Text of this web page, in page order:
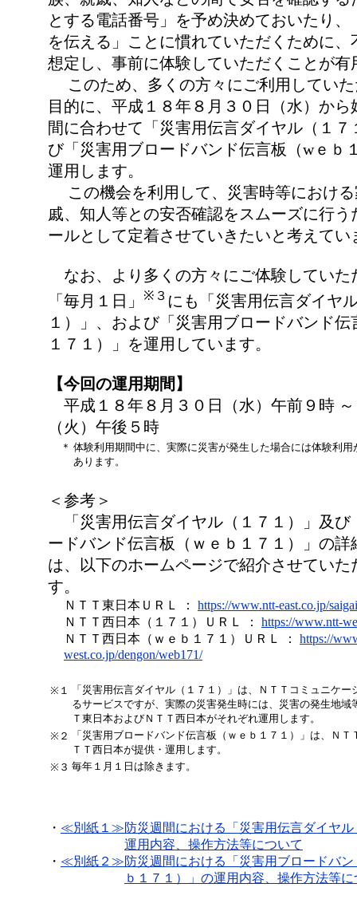
とする電話番号」を予め決めておいたり、
を伝える」ことに慣れていただくために、
想定し、事前に体験していただくことが有
このため、多くの方々にご利用していた
目的に、平成１８年８月３０日（水）から
間に合わせて「災害用伝言ダイヤル（１７
び「災害用ブロードバンド伝言板（wｅｂ
運用します。
この機会を利用して、災害時等における
戚、知人等との安否確認をスムーズに行う
ールとして定着させていきたいと考えてい
なお、より多くの方々にご体験していた
「毎月１日」
※３ にも「災害用伝言ダイヤ
１）」、および「災害用ブロードバンド伝
１７１）」を運用しています。
【今回の運用期間】
平成１８年８月３０日（水）午前９時
（火）午後５時
＊ 体験利用期間中に、実際に災害が発生した場合には体験利用
あります。
＜参考＞
「災害用伝言ダイヤル（１７１）」及び
ードバンド伝言板（ｗｅｂ１７１）」の詳
は、以下のホームページで紹介させていた
す。
ＮＴＴ東日本ＵＲＬ ： https://www.ntt-east.co.jp/
ＮＴＴ西日本（１７１）ＵＲＬ ： https://www.ntt-
ＮＴＴ西日本（ｗｅｂ１７１）ＵＲＬ ： https://
west.co.jp/dengon/web171/
※１
「災害用伝言ダイヤル（１７１）」は、ＮＴＴコミュニケー
るサービスですが、実際の災害発生時には、災害の発生地域
Ｔ東日本およびＮＴＴ西日本がそれぞれ運用します。
※２
「災害用ブロードバンド伝言板（ｗｅｂ１７１）」は、ＮＴ
ＴＴ西日本が提供・運用します。
※３ 毎年１月１日は除きます。
・ ≪別紙１≫防災週間における「災害用伝言ダイヤ
運用内容、操作方法等について
・ ≪別紙２≫防災週間における「災害用ブロードバ
ｂ１７１）」の運用内容、操作方法等